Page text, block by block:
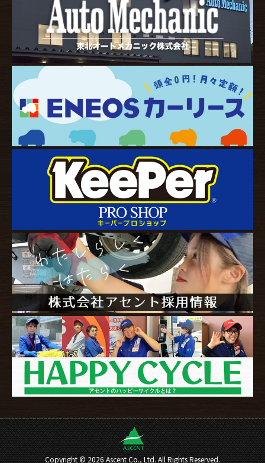
Copyright ©2026 Ascent Co., Ltd. All Rights Reserved.